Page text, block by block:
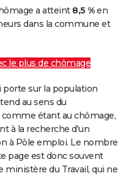
a atteint 8,5 %en
dans la commune et
le plus de chômage
sur la population
au sens du
étant au chômage,
à la recherche d'un
à Pôle emploi. Le nombre
page est donc souvent
ministère du Travail, qui ne